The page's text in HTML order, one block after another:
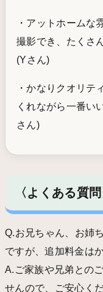
・アットホームな
撮影でき、たくさ
(Yさん)
・かなりクオリテ
くれながら一番い
さん)
〈よくある質問
Q.お兄ちゃん、お姉
ですが、追加料金は
A.ご家族や兄弟との
せんので、ご安心くだ